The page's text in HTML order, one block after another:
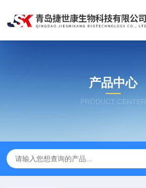
产品中心
PRODUCT CENTER